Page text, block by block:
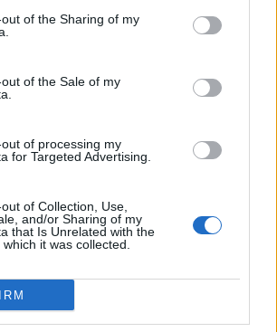
of the Sharing of my
of the Sale of my
of processing my
for Targeted Advertising.
of Collection, Use,
and/or Sharing of my
that Is Unrelated with the
it was collected.
αβεβαιότητα
ο ρόλος της Κίνας
Ουάσινγκτον–Μόσχας για τα
διπλωματικό θέατρο: χωρίς δεσμεύσεις,
αποτέλεσμα την ψευδαίσθηση